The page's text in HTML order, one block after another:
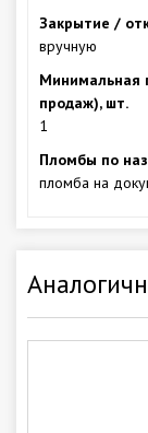
Закрытие /
вручную
Минимальная
продаж), шт.
1
Пломбы по
пломба на